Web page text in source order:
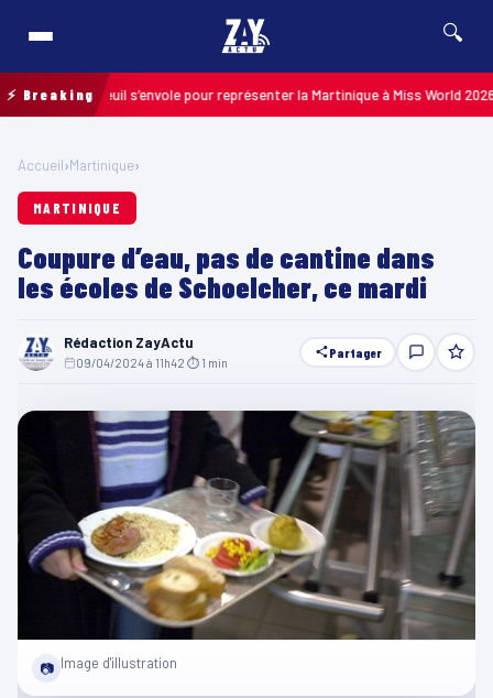
🔍
⚡ Breaking
Fibleuil s’envole pour représenter la Martinique à Miss World 2026 au
Accueil›Martinique›
MARTINIQUE
Coupure d’eau, pas de cantine dans
les écoles de Schoelcher, ce mardi
Rédaction ZayActu
09/04/2024 à 11h42 ⏱ 1 min
Partager
📷 Image d'illustration